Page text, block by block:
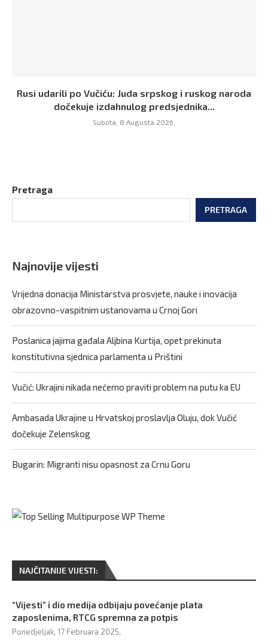
Rusi udarili po Vučiću: Juda srpskog i ruskog naroda
dočekuje izdahnulog predsjednika...
Subota, 8 Augusta 2026,
Pretraga
PRETRAGA
Najnovije vijesti
Vrijedna donacija Ministarstva prosvjete, nauke i inovacija
obrazovno-vaspitnim ustanovama u Crnoj Gori
Poslanica jajima gađala Aljbina Kurtija, opet prekinuta
konstitutivna sjednica parlamenta u Prištini
Vučić: Ukrajini nikada nećemo praviti problem na putu ka EU
Ambasada Ukrajine u Hrvatskoj proslavlja Oluju, dok Vučić
dočekuje Zelenskog
Bugarin: Migranti nisu opasnost za Crnu Goru
NAJČITANIJE VIJESTI:
“Vijesti” i dio medija odbijaju povećanje plata
zaposlenima, RTCG spremna za potpis
Ponedjeljak, 17 Februara 2025,